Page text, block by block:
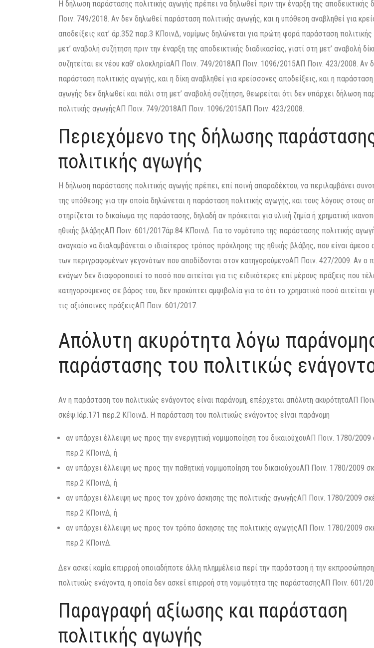
Η δήλωση παράστασης πολιτικής αγωγής πρέπει να δηλωθεί πριν την έναρξη της αποδεικτικής
Ποιν. 749/2018. Αν δεν δηλωθεί παράσταση πολιτικής αγωγής, και η υπόθεση αναβληθεί για
αποδείξεις κατ’ άρ.352 παρ.3 ΚΠοινΔ, νομίμως δηλώνεται για πρώτη φορά παράσταση
μετ’ αναβολή συζήτηση πριν την έναρξη της αποδεικτικής διαδικασίας, γιατί στη μετ’ αναβολή
συζητείται εκ νέου καθ’ ολοκληρίαΑΠ Ποιν. 749/2018ΑΠ Ποιν. 1096/2015ΑΠ Ποιν. 423/2008. Αν
παράσταση πολιτικής αγωγής, και η δίκη αναβληθεί για κρείσσονες αποδείξεις, και η παράσταση
αγωγής δεν δηλωθεί και πάλι στη μετ’ αναβολή συζήτηση, θεωρείται ότι δεν υπάρχει δήλωση
πολιτικής αγωγήςΑΠ Ποιν. 749/2018ΑΠ Ποιν. 1096/2015ΑΠ Ποιν. 423/2008.
Περιεχόμενο της δήλωσης
πολιτικής αγωγής
Η δήλωση παράστασης πολιτικής αγωγής πρέπει, επί ποινή απαραδέκτου, να περιλαμβάνει
της υπόθεσης για την οποία δηλώνεται η παράσταση πολιτικής αγωγής, και τους λόγους στους
στηρίζεται το δικαίωμα της παράστασης, δηλαδή αν πρόκειται για υλική ζημία ή χρηματική
ηθικής βλάβηςΑΠ Ποιν. 601/2017άρ.84 ΚΠοινΔ. Για το νομότυπο της παράστασης πολιτικής
αναγκαίο να διαλαμβάνεται ο ιδιαίτερος τρόπος πρόκλησης της ηθικής βλάβης, που είναι
των περιγραφομένων γεγονότων που αποδίδονται στον κατηγορούμενοΑΠ Ποιν. 427/2009. Αν ο
ενάγων δεν διαφοροποιεί το ποσό που αιτείται για τις ειδικότερες επί μέρους πράξεις που
κατηγορούμενος σε βάρος του, δεν προκύπτει αμφιβολία για το ότι το χρηματικό ποσό αιτείται
τις αξιόποινες πράξειςΑΠ Ποιν. 601/2017.
Απόλυτη ακυρότητα λόγω
παράστασης του πολιτικώς
Αν η παράσταση του πολιτικώς ενάγοντος είναι παράνομη, επέρχεται απόλυτη ακυρότηταΑΠ
σκέψ.Iάρ.171 περ.2 ΚΠοινΔ. Η παράσταση του πολιτικώς ενάγοντος είναι παράνομη
αν υπάρχει έλλειψη ως προς την ενεργητική νομιμοποίηση του δικαιούχουΑΠ Ποιν. 1780/
περ.2 ΚΠοινΔ, ή
αν υπάρχει έλλειψη ως προς την παθητική νομιμοποίηση του δικαιούχουΑΠ Ποιν. 1780/2009
περ.2 ΚΠοινΔ, ή
αν υπάρχει έλλειψη ως προς τον χρόνο άσκησης της πολιτικής αγωγήςΑΠ Ποιν. 1780/2009
περ.2 ΚΠοινΔ, ή
αν υπάρχει έλλειψη ως προς τον τρόπο άσκησης της πολιτικής αγωγήςΑΠ Ποιν. 1780/2009
περ.2 ΚΠοινΔ.
Δεν ασκεί καμία επιρροή οποιαδήποτε άλλη πλημμέλεια περί την παράσταση ή την
πολιτικώς ενάγοντα, η οποία δεν ασκεί επιρροή στη νομιμότητα της παράστασηςΑΠ Ποιν. 601/
Παραγραφή αξίωσης και παράσταση
πολιτικής αγωγής